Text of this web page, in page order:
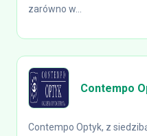
zarówno w...
Contempo
Contempo Optyk, z